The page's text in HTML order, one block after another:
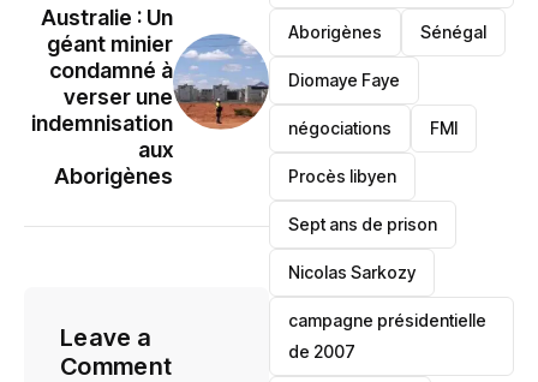
‎Australie : Un
géant minier
condamné à
verser une
indemnisation
aux
Aborigènes
Leave a
Comment
Aborigènes Sénégal
Diomaye Faye
négociations FMI
Procès libyen
Sept ans de prison
Nicolas Sarkozy
campagne présidentielle
de 2007